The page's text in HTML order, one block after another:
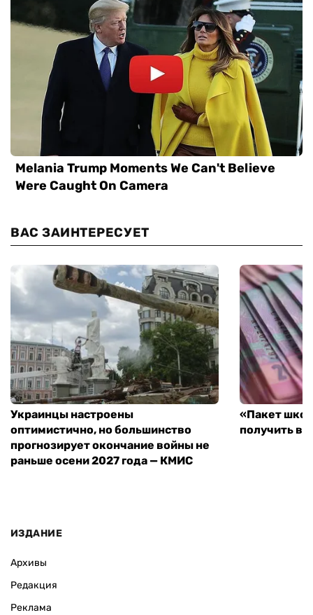
ВАС ЗАИНТЕРЕСУЕТ
Украинцы настроены
оптимистично, но большинство
прогнозирует окончание войны не
раньше осени 2027 года — КМИС
«Пакет
получить
ИЗДАНИЕ
Архивы
Редакция
Реклама